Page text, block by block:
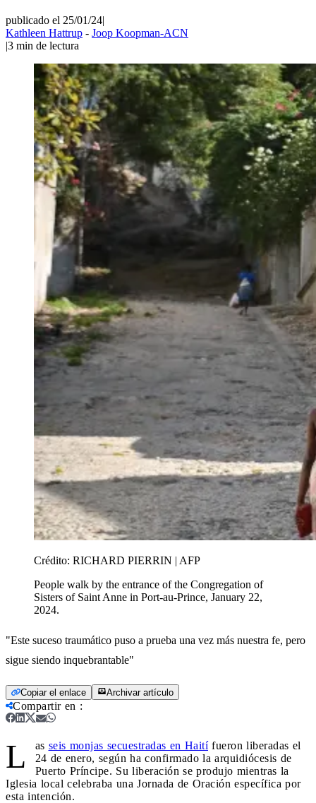
publicado el 25/01/24|
Kathleen Hattrup - Joop Koopman-ACN
|3 min de lectura
Crédito: RICHARD PIERRIN | AFP
People walk by the entrance of the Congregation of
Sisters of Saint Anne in Port-au-Prince, January 22,
2024.
"Este suceso traumático puso a prueba una vez más nuestra fe, pero
sigue siendo inquebrantable"
Copiar el enlace Archivar artículo
Compartir en :
L as seis monjas secuestradas en Haitífueron liberadas el
24 de enero, según ha confirmado la arquidiócesis de
Puerto Príncipe. Su liberación se produjo mientras la
Iglesia local celebraba una Jornada de Oración específica por
esta intención.